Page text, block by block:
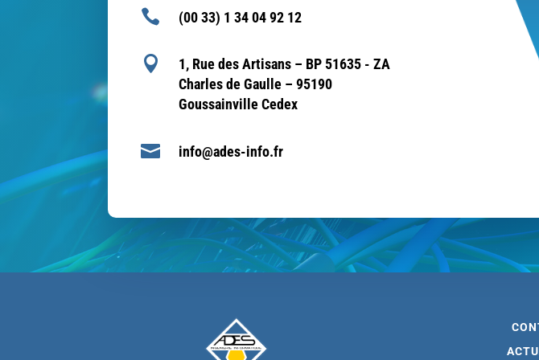
 (00 33) 1 34 04 92 12

1, Rue des Artisans – BP 51635 - ZA
Charles de Gaulle – 95190
Goussainville Cedex
 info@ades-info.fr